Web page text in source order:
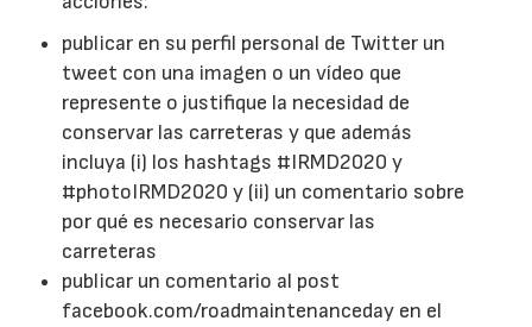
publicar en su perfil personal de Twitter un
tweet con una imagen o un vídeo que
represente o justifique la necesidad de
conservar las carreteras y que además
incluya (i) los hashtags #IRMD2020 y
#photoIRMD2020 y (ii) un comentario sobre
por qué es necesario conservar las
carreteras
publicar un comentario al post
facebook.com/roadmaintenanceday en el